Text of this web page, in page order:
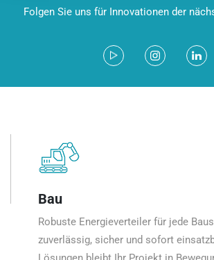
Folgen Sie uns für Innovationen der
Bau
Robuste Energieverteiler für jede
zuverlässig, sicher und sofort